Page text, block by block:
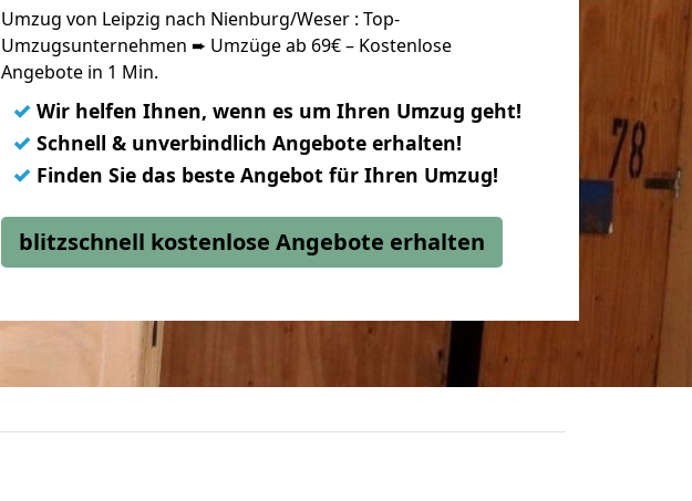
Umzug von Leipzig nach Nienburg/Weser : Top-
Umzugsunternehmen ➨ Umzüge ab 69€ – Kostenlose
Angebote in 1 Min.
✓ Wir helfen Ihnen, wenn es um Ihren Umzug geht!
✓ Schnell & unverbindlich Angebote erhalten!
✓ Finden Sie das beste Angebot für Ihren Umzug!
blitzschnell kostenlose Angebote erhalten